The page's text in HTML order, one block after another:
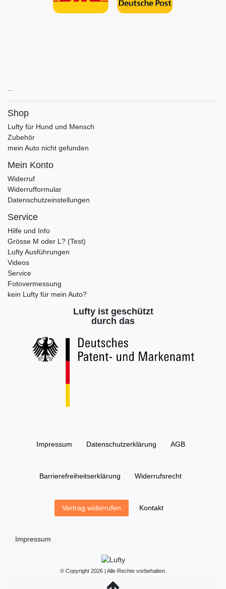
Shop
Lufty für Hund und Mensch
Zubehör
mein Auto nicht gefunden
Mein Konto
Widerruf
Widerrufformular
Datenschutzeinstellungen
Service
Hilfe und Info
Grösse M oder L? (Test)
Lufty Ausführungen
Videos
Service
Fotovermessung
kein Lufty für mein Auto?
Lufty ist geschützt
durch das
Impressum Daten­schutz­erklärung AGB
Barrierefreiheitserklärung Widerrufs­recht
Vertrag widerrufen Kontakt
Impressum
© Copyright 2026 | Alle Rechte vorbehalten.